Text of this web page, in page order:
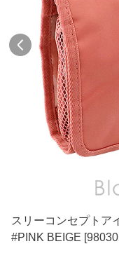
スリーコンセプトア
#PINK BEIGE